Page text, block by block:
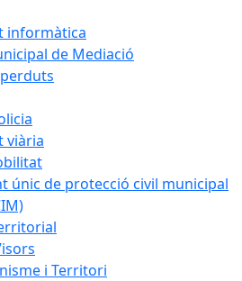
informàtica
de Mediació
viària
únic de protecció civil municipal
i Territori